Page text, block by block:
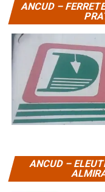
ANCUD –
ANCUD –